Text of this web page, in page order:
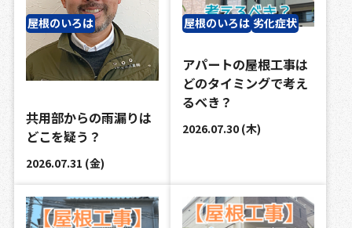
共用部からの雨漏りは
どこを疑う？
2026.07.31 (金)
屋根のいろは
アパートの屋根工事は
どのタイミングで考え
るべき？
2026.07.30 (木)
屋根のいろは 劣化症状